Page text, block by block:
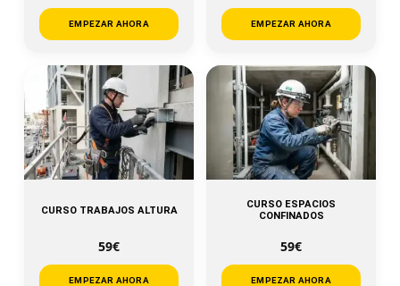
EMPEZAR AHORA EMPEZAR AHORA
CURSO TRABAJOS ALTURA
59€
EMPEZAR AHORA
CURSO ESPACIOS
CONFINADOS
59€
EMPEZAR AHORA